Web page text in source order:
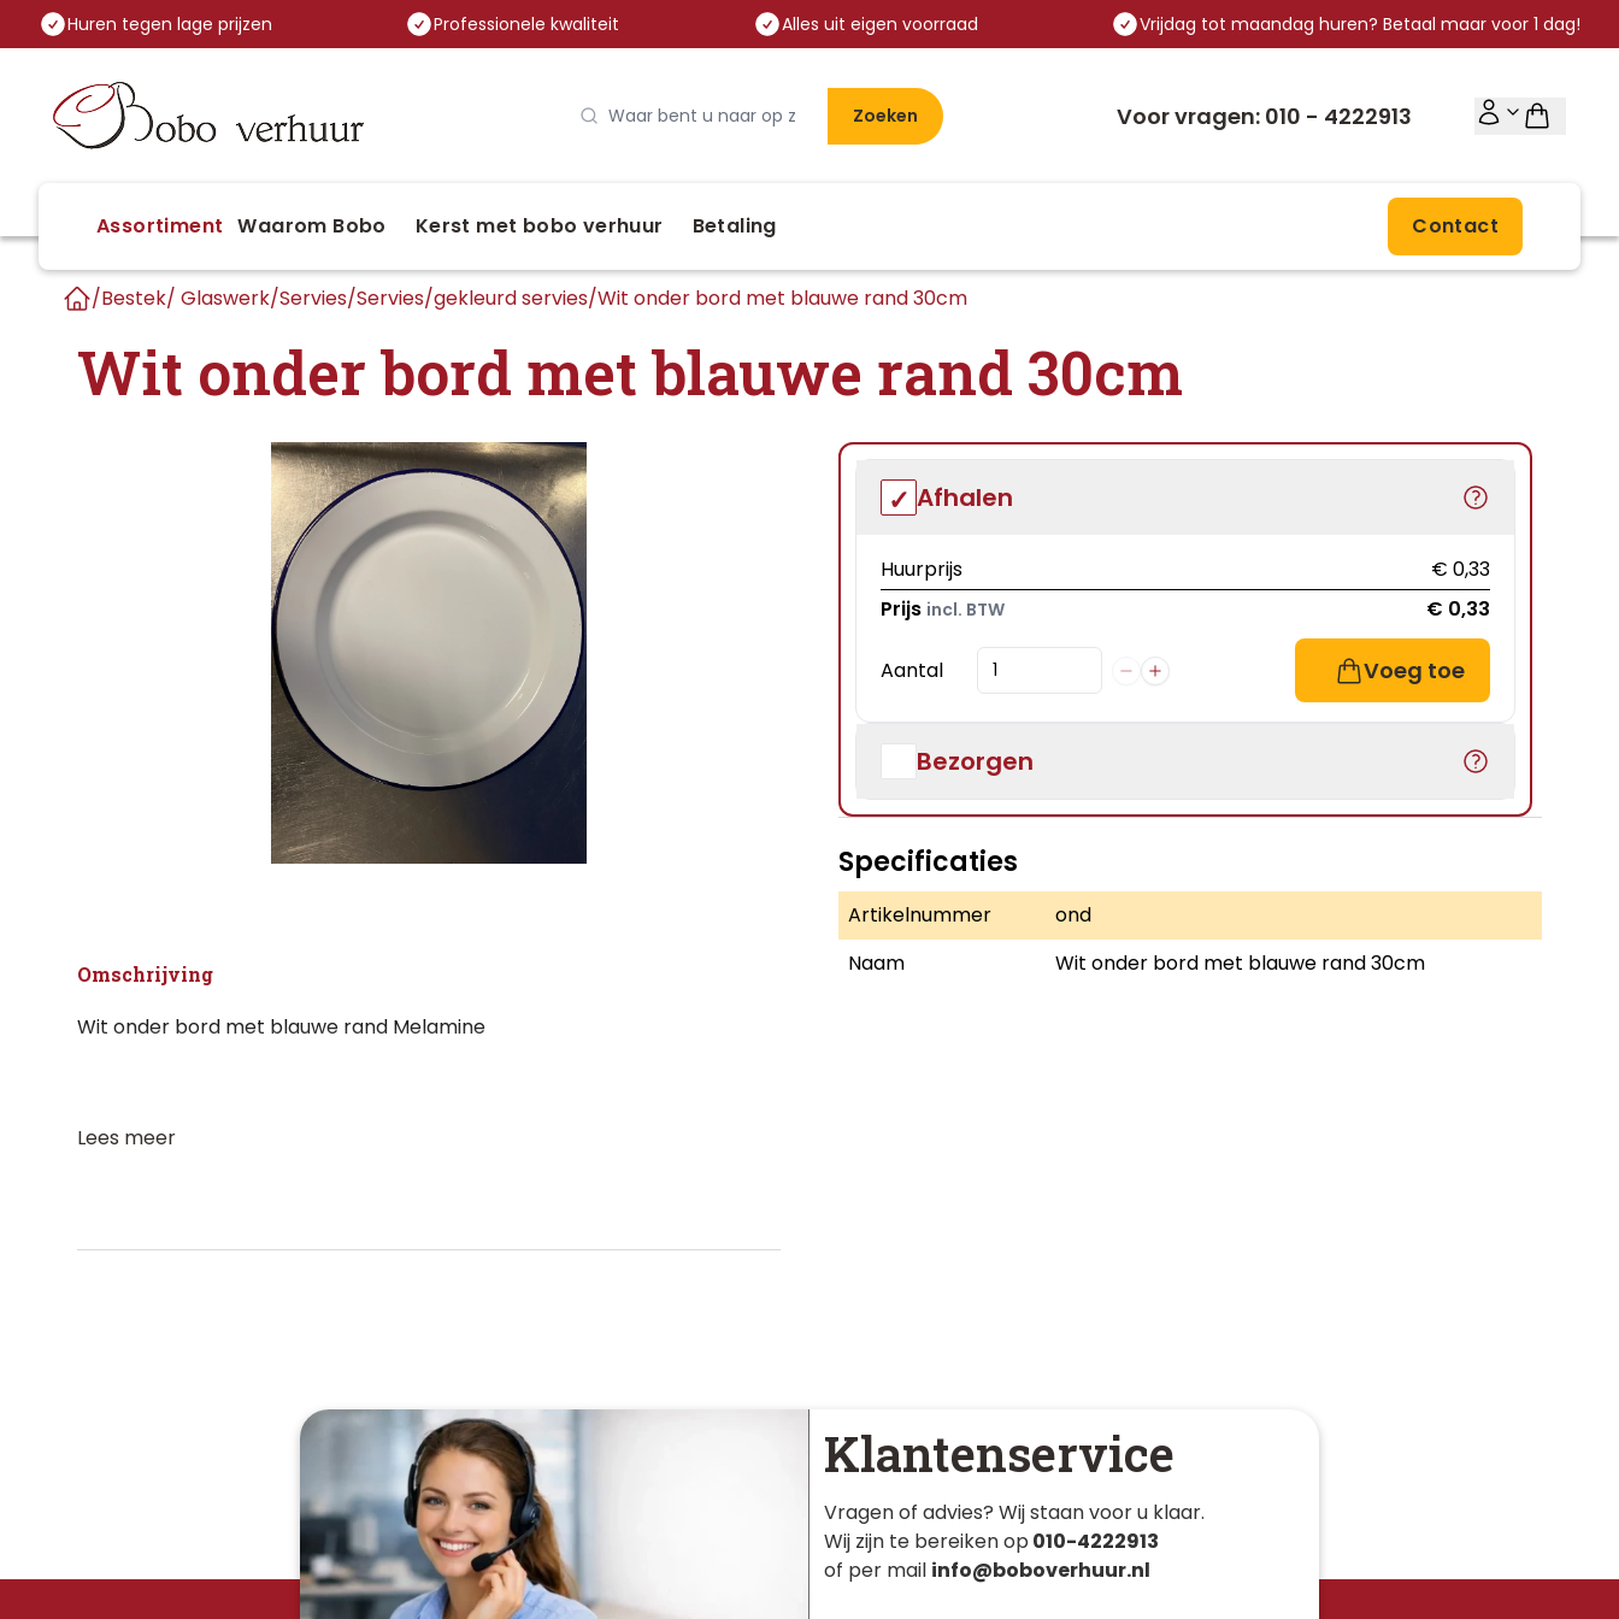
Huren tegen lage prijzen Professionele kwaliteit Alles uit eigen voorraad Vrijdag tot maandag huren? Betaal maar voor 1 dag!
Zoeken Voor vragen: 010 - 4222913
Assortiment Waarom Bobo Kerst met bobo verhuur Betaling Contact
/Bestek/ Glaswerk/Servies/Servies/gekleurd servies/Wit onder bord met blauwe rand 30cm
Wit onder bord met blauwe rand 30cm
Omschrijving
Wit onder bord met blauwe rand Melamine
Lees meer
Afhalen
Huurprijs
€ 0,33
Prijs incl. BTW € 0,33
Aantal Voeg toe
Bezorgen
Specificaties
Artikelnummer
ond
Naam
Wit onder bord met blauwe rand 30cm
Klantenservice
Vragen of advies? Wij staan voor u klaar.
Wij zijn te bereiken op 010-4222913
of per mail info@boboverhuur.nl